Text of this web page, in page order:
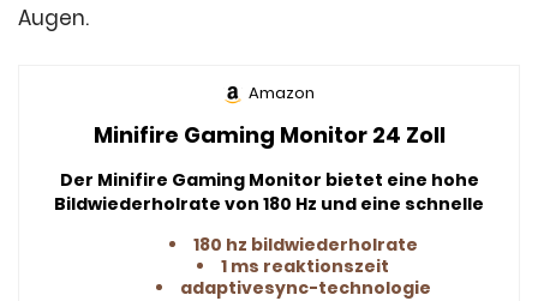
Augen.
Amazon
Minifire Gaming Monitor 24 Zoll
Der Minifire Gaming Monitor bietet eine hohe
Bildwiederholrate von 180 Hz und eine schnelle
Action-Spiele macht.
180 hz bildwiederholrate
1 ms reaktionszeit
adaptivesync-technologie